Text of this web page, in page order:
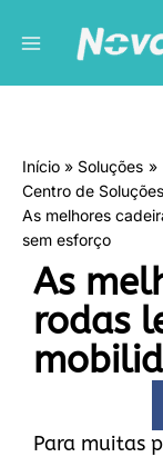
para
conteúdo
principal
a
o
r
Início
Soluções
Centro de
As melhores
sem esforço
As
rodas
Para muitas